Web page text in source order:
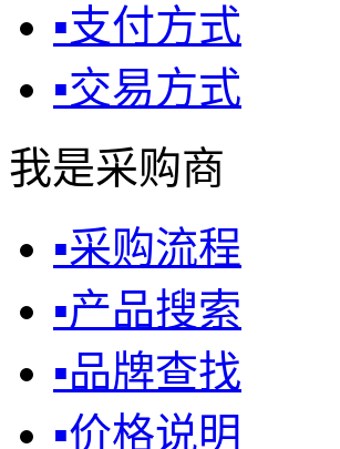
▪支付方式
▪交易方式
我是采购商
▪采购流程
▪产品搜索
▪品牌查找
▪价格说明